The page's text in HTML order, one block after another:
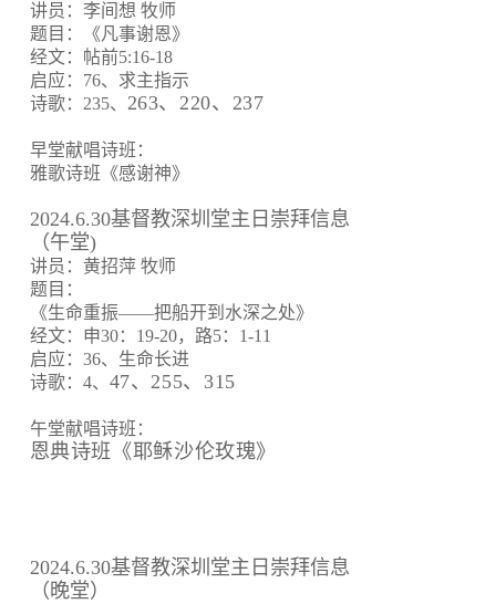
讲员：李间想 牧师
题目：《凡事谢恩》
经文：帖前5:16-18
启应：76、求主指示
诗歌：235、 263、220、237
早堂献唱诗班：
雅歌诗班《感谢神》
2024.6.30基督教深圳堂主日崇拜信息
（午堂)
讲员：黄招萍 牧师
题目：
《生命重振——把船开到水深之处》
经文：申30：19-20，路5：1-11
启应：36、生命长进
诗歌：4、 47、255、315
午堂献唱诗班：
恩典诗班《耶稣沙伦玫瑰》
2024.6.30基督教深圳堂主日崇拜信息
（晚堂）